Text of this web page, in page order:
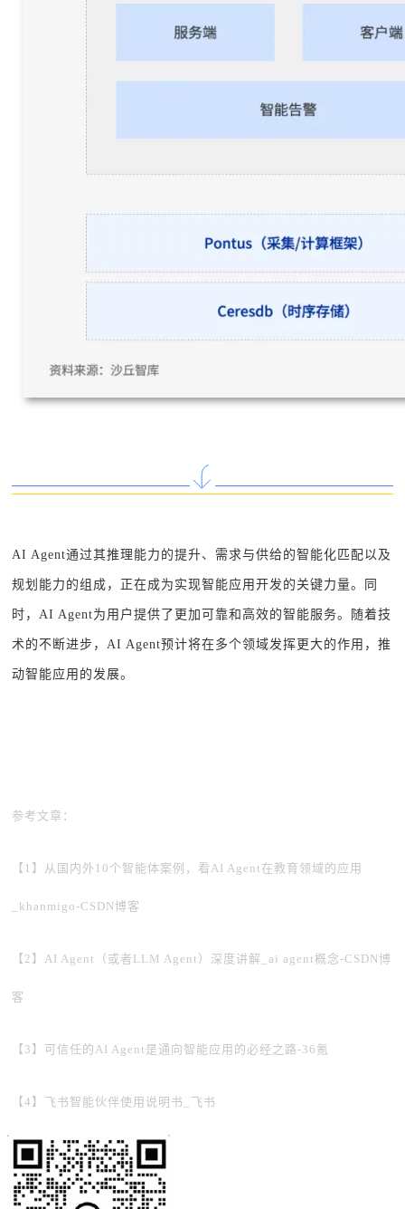
AI Agent通过其推理能力的提升、需求与供给的智能化匹配以及
规划能力的组成，正在成为实现智能应用开发的关键力量。同
时，AI Agent为用户提供了更加可靠和高效的智能服务。随着技
术的不断进步，AI Agent预计将在多个领域发挥更大的作用，推
动智能应用的发展。
参考文章：
【1】从国内外10个智能体案例，看AI Agent在教育领域的应用
_khanmigo-CSDN博客
【2】AI Agent（或者LLM Agent）深度讲解_ai agent概念-CSDN博
客
【3】可信任的AI Agent是通向智能应用的必经之路-36氪
【4】飞书智能伙伴使用说明书_飞书